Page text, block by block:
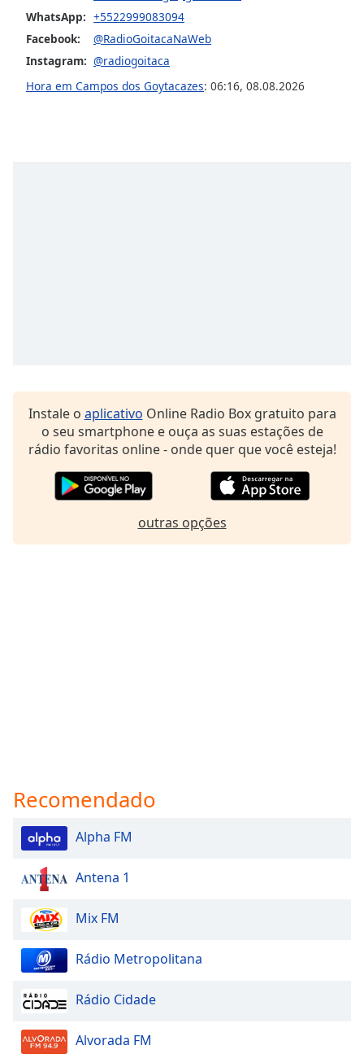
Opacity
Caption
Area
Done
dialog
WhatsApp: +5522999083094
Facebook:
@RadioGoitacaNaWeb
Instagram: @radiogoitaca
Hora em Campos dos Goytacazes: 06:16, 08.08.2026
Instale o aplicativo Online Radio Box gratuito para
o seu smartphone e ouça as suas estações de
rádio favoritas online - onde quer que você esteja!
outras opções
Recomendado
Alpha FM
Antena 1
Mix FM
Rádio Metropolitana
Rádio Cidade
Alvorada FM